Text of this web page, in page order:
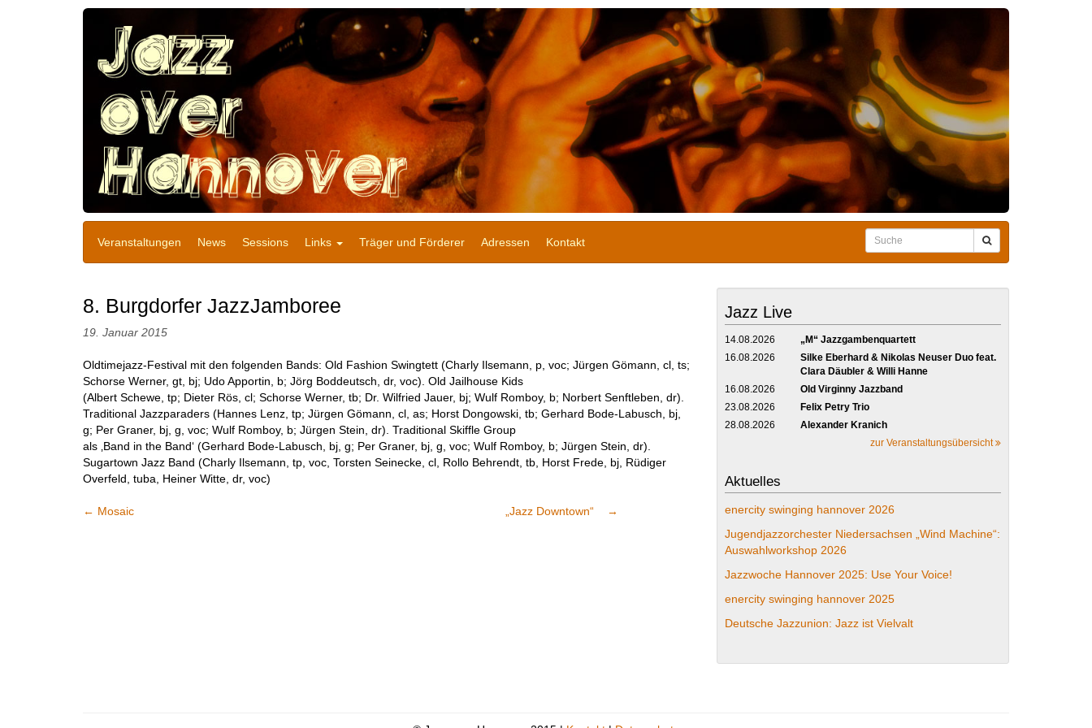
Veranstaltungen News Sessions Links Träger und Förderer Adressen Kontakt
8. Burgdorfer JazzJamboree
19. Januar 2015
Oldtimejazz-Festival mit den folgenden Bands: Old Fashion Swingtett (Charly Ilsemann, p, voc; Jürgen Gömann, cl, ts;
Schorse Werner, gt, bj; Udo Apportin, b; Jörg Boddeutsch, dr, voc). Old Jailhouse Kids
(Albert Schewe, tp; Dieter Rös, cl; Schorse Werner, tb; Dr. Wilfried Jauer, bj; Wulf Romboy, b; Norbert Senftleben, dr).
Traditional Jazzparaders (Hannes Lenz, tp; Jürgen Gömann, cl, as; Horst Dongowski, tb; Gerhard Bode-Labusch, bj,
g; Per Graner, bj, g, voc; Wulf Romboy, b; Jürgen Stein, dr). Traditional Skiffle Group
als ‚Band in the Band‘ (Gerhard Bode-Labusch, bj, g; Per Graner, bj, g, voc; Wulf Romboy, b; Jürgen Stein, dr).
Sugartown Jazz Band (Charly Ilsemann, tp, voc, Torsten Seinecke, cl, Rollo Behrendt, tb, Horst Frede, bj, Rüdiger
Overfeld, tuba, Heiner Witte, dr, voc)
← Mosaic „Jazz Downtown“ →
Jazz Live
14.08.2026
„M“ Jazzgambenquartett
16.08.2026
Silke Eberhard & Nikolas Neuser Duo feat.
Clara Däubler & Willi Hanne
16.08.2026
Old Virginny Jazzband
23.08.2026
Felix Petry Trio
28.08.2026
Alexander Kranich
zur Veranstaltungsübersicht
Aktuelles
enercity swinging hannover 2026
Jugendjazzorchester Niedersachsen „Wind Machine“:
Auswahlworkshop 2026
Jazzwoche Hannover 2025: Use Your Voice!
enercity swinging hannover 2025
Deutsche Jazzunion: Jazz ist Vielvalt